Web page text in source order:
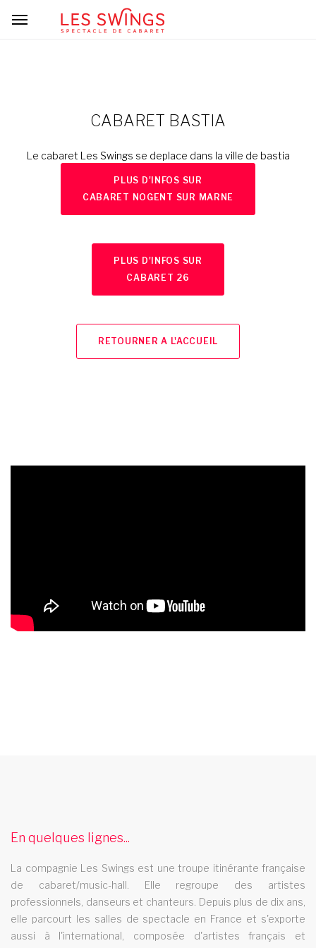
CABARET BASTIA
Le cabaret Les Swings se deplace dans la ville de bastia
PLUS D'INFOS SUR
CABARET NOGENT SUR MARNE
PLUS D'INFOS SUR
CABARET 26
RETOURNER A L'ACCUEIL
itinerant
Le cabaret Les Swings se deplace dans la ville de aubervilliers
cabaret montrouge
Le cabaret Les Swings se deplace dans la ville de montrouge
En quelques lignes...
La compagnie Les Swings est une troupe itinérante française
de cabaret/music-hall. Elle regroupe des artistes
professionnels, danseurs et chanteurs. Depuis plus de dix ans,
elle parcourt les salles de spectacle en France et s'exporte
aussi à l'international, composée d'artistes français et